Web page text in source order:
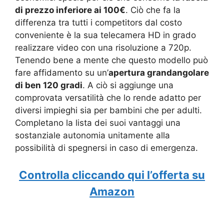
di prezzo inferiore ai 100€. Ciò che fa la
differenza tra tutti i competitors dal costo
conveniente è la sua telecamera HD in grado
realizzare video con una risoluzione a 720p.
Tenendo bene a mente che questo modello può
fare affidamento su un’apertura grandangolare
di ben 120 gradi. A ciò si aggiunge una
comprovata versatilità che lo rende adatto per
diversi impieghi sia per bambini che per adulti.
Completano la lista dei suoi vantaggi una
sostanziale autonomia unitamente alla
possibilità di spegnersi in caso di emergenza.
Controlla cliccando qui l’offerta su
Amazon